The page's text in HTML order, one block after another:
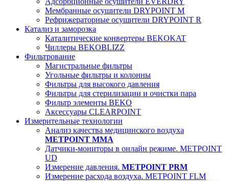
Мембранные осушители DRYPOINT M
Рефрижераторные осушители DRYPOINT R
Катализ и заморозка
Каталитические конвертеры BEKOKAT
Чиллеры BEKOBLIZZ
Фильтрование
Магистральные фильтры
Угольные фильтры и колонны
Фильтры для высокого давления
Фильтры для стерилизации и очистки пара
Фильтр элементы BEKO
Аксессуары CLEARPOINT
Измерительные технологии
Анализ качества медицинского воздуха
METPOINT MMA
Датчики-мониторы в онлайн режиме. METPOINT
UD
Измерение давления. METPOINT PRM
Измерение расхода воздуха. METPOINT FLM